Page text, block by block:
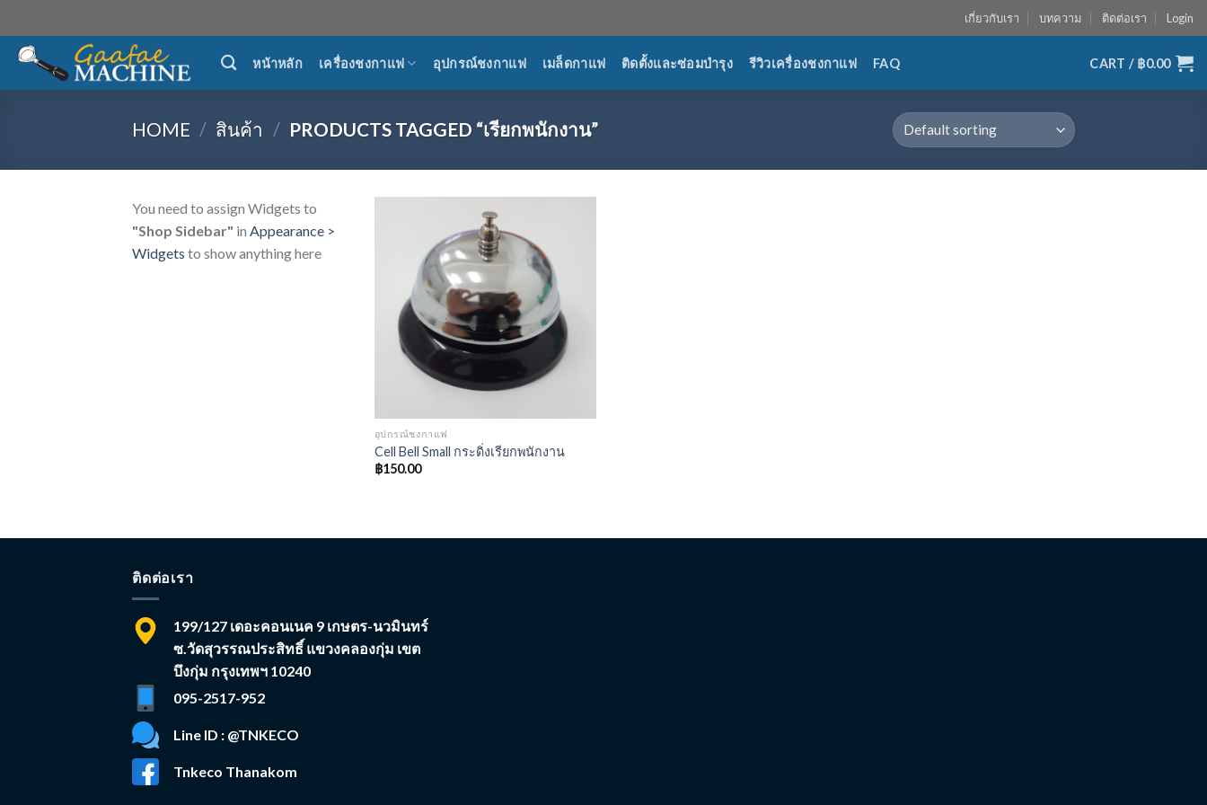
to
content
เกี่ยวกับเรา บทความ ติดต่อเรา Login
หน้าหลัก เครื่องชงกาแฟ อุปกรณ์ชงกาแฟ เมล็ดกาแฟ ติดตั้งและซ่อมบำรุง รีวิวเครื่องชงกาแฟ FAQ CART / ฿0.00
HOME / สินค้า / PRODUCTS TAGGED “เรียกพนักงาน”
You need to assign Widgets to
"Shop Sidebar" in Appearance >
Widgets to show anything here
อุปกรณ์ชงกาแฟ
Cell Bell Small กระดิ่งเรียกพนักงาน
฿150.00
ติดต่อเรา
199/127 เดอะคอนเนค 9 เกษตร-นวมินทร์
ซ.วัดสุวรรณประสิทธิ์ แขวงคลองกุ่ม เขต
บึงกุ่ม กรุงเทพฯ 10240
095-2517-952
Line ID : @TNKECO
Tnkeco Thanakom